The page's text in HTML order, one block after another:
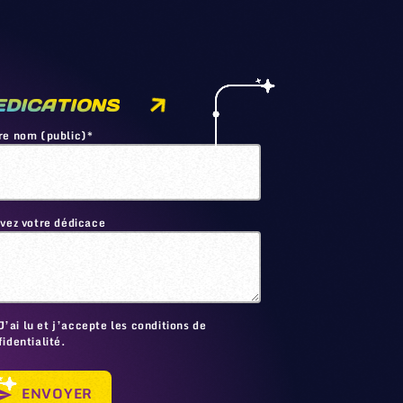
nom (public)*
votre dédicace
lu et j’accepte les conditions de
ENVOYER